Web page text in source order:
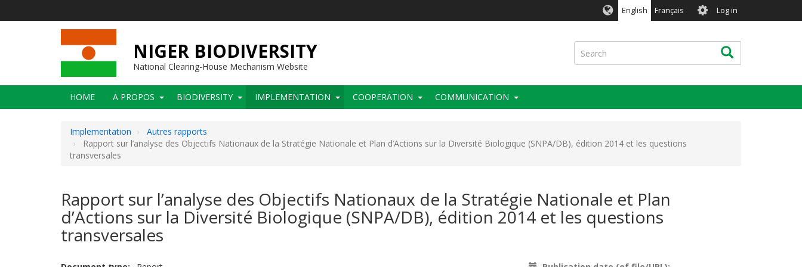
English Français User
account
menu
Log in
NIGER BIODIVERSITY
National Clearing-House Mechanism Website
Search Search
Main
navigation
HOME A PROPOS BIODIVERSITY IMPLEMENTATION COOPERATION COMMUNICATION
Implementation
Autres rapports
Rapport sur l’analyse des Objectifs Nationaux de la Stratégie Nationale et Plan d’Actions sur la Diversité Biologique (SNPA/DB), édition 2014 et les questions
transversales
Rapport sur l’analyse des Objectifs Nationaux de la Stratégie Nationale et Plan
d’Actions sur la Diversité Biologique (SNPA/DB), édition 2014 et les questions
transversales